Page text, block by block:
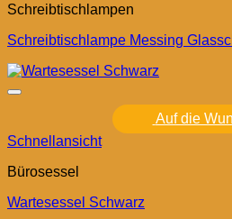
Schreibtischlampen
Schreibtischlampe Messing
Auf die
Schnellansicht
Bürosessel
Wartesessel Schwarz